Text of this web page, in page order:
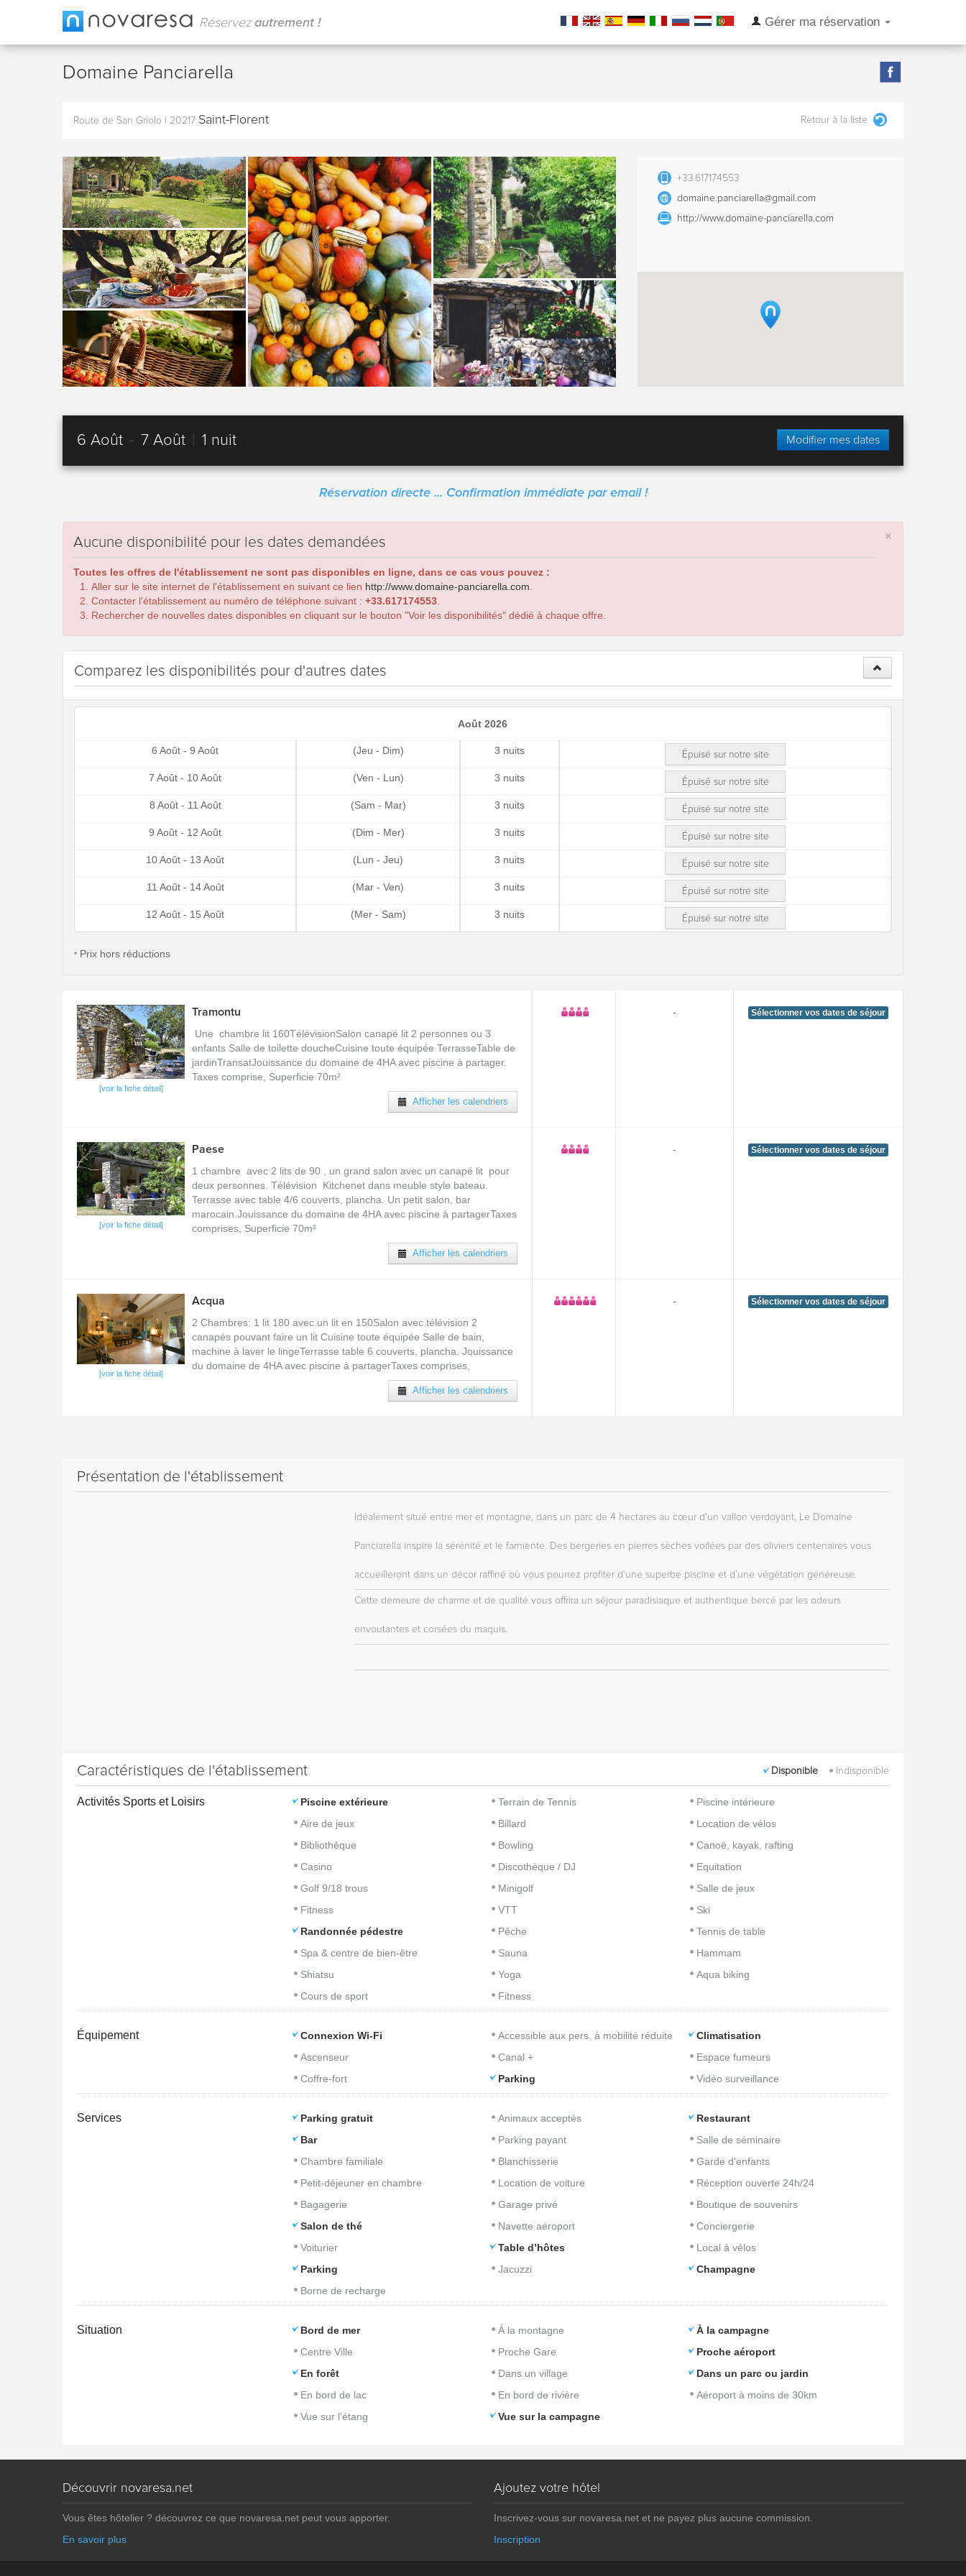
Réservezautrement ! Gérer ma réservation
Domaine Panciarella
Route de San Griolo 20217 Saint-Florent Retour à la liste
+33.617174553
domaine.panciarella@gmail.com
http://www.domaine-panciarella.com
6 Août - 7 Août 1 nuit Modifier mes dates
Réservation directe ... Confirmation immédiate par email !
×
Aucune disponibilité pour les dates demandées
Toutes les offres de l'établissement ne sont pas disponibles en ligne, dans ce cas vous pouvez :
Aller sur le site internet de l'établissement en suivant ce lien http://www.domaine-panciarella.com
Contacter l'établissement au numéro de téléphone suivant : +33.617174553
Rechercher de nouvelles dates disponibles en cliquant sur le bouton "Voir les disponibilités" dédié à chaque offre.
Comparez les disponibilités pour d'autres dates
Août 2026
6 Août - 9 Août (Jeu - Dim) 3 nuits Épuisé sur notre site
7 Août - 10 Août (Ven - Lun) 3 nuits Épuisé sur notre site
8 Août - 11 Août (Sam - Mar) 3 nuits Épuisé sur notre site
9 Août - 12 Août (Dim - Mer) 3 nuits Épuisé sur notre site
10 Août - 13 Août (Lun - Jeu) 3 nuits Épuisé sur notre site
11 Août - 14 Août (Mar - Ven) 3 nuits Épuisé sur notre site
12 Août - 15 Août (Mer - Sam) 3 nuits Épuisé sur notre site
* Prix hors réductions
[voir la fiche détail]
Tramontu
Une chambre lit 160TélévisionSalon canapé lit 2 personnes ou 3
enfants Salle de toilette doucheCuisine toute équipée TerrasseTable de
jardinTransatJouissance du domaine de 4HA avec piscine à partager.
Taxes comprise, Superficie 70m²
Afficher les calendriers
- Sélectionner vos dates de séjour
[voir la fiche détail]
Paese
1 chambre avec 2 lits de 90 , un grand salon avec un canapé lit pour
deux personnes. Télévision Kitchenet dans meuble style bateau.
Terrasse avec table 4/6 couverts, plancha. Un petit salon, bar
marocain.Jouissance du domaine de 4HA avec piscine à partagerTaxes
comprises, Superficie 70m²
Afficher les calendriers
- Sélectionner vos dates de séjour
[voir la fiche détail]
Acqua
2 Chambres: 1 lit 180 avec un lit en 150Salon avec télévision 2
canapés pouvant faire un lit Cuisine toute équipée Salle de bain,
machine à laver le lingeTerrasse table 6 couverts, plancha. Jouissance
du domaine de 4HA avec piscine à partagerTaxes comprises,
Afficher les calendriers
- Sélectionner vos dates de séjour
Présentation de l'établissement
Idéalement situé entre mer et montagne, dans un parc de 4 hectares au cœur d’un vallon verdoyant, Le Domaine
Panciarella inspire la sérénité et le farniente. Des bergeries en pierres sèches voilées par des oliviers centenaires vous
accueilleront dans un décor raffiné où vous pourrez profiter d’une superbe piscine et d’une végétation généreuse.
Cette demeure de charme et de qualité vous offrira un séjour paradisiaque et authentique bercé par les odeurs
envoutantes et corsées du maquis.
Caractéristiques de l'établissement Disponible Indisponible
Activités Sports et Loisirs Piscine extérieure Terrain de Tennis
Piscine intérieure
Aire de jeux
Billard
Location de vélos
Bibliothèque
Bowling
Canoë, kayak, rafting
Casino
Discothèque / DJ
Equitation
Golf 9/18 trous
Minigolf
Salle de jeux
Fitness
VTT
Ski
Randonnée pédestre
Pêche
Tennis de table
Spa & centre de bien-être
Sauna
Hammam
Shiatsu
Yoga
Aqua biking
Cours de sport
Fitness
Équipement Connexion Wi-Fi Accessible aux pers. à mobilité réduite
Climatisation
Ascenseur
Canal +
Espace fumeurs
Coffre-fort
Parking Vidéo surveillance
Services Parking gratuit Animaux acceptés
Restaurant
Bar
Parking payant
Salle de séminaire
Chambre familiale
Blanchisserie
Garde d'enfants
Petit-déjeuner en chambre
Location de voiture
Réception ouverte 24h/24
Bagagerie
Garage privé
Boutique de souvenirs
Salon de thé
Navette aéroport
Conciergerie
Voiturier
Table d’hôtes
Local à vélos
Parking
Jacuzzi
Champagne
Borne de recharge
Situation Bord de mer À la montagne
À la campagne
Centre Ville
Proche Gare
Proche aéroport
En forêt
Dans un village
Dans un parc ou jardin
En bord de lac
En bord de rivière
Aéroport à moins de 30km
Vue sur l’étang
Vue sur la campagne
Découvrir novaresa.net
Vous êtes hôtelier ? découvrez ce que novaresa.net peut vous apporter.
En savoir plus
Ajoutez votre hôtel
Inscrivez-vous sur novaresa.net et ne payez plus aucune commission.
Inscription